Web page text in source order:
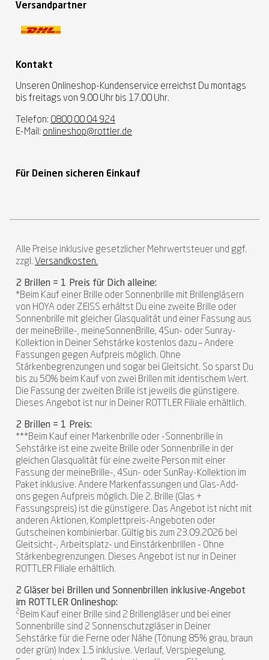
Versandpartner
Kontakt
Unseren Onlineshop-Kundenservice erreichst Du montags
bis freitags von 9.00 Uhr bis 17.00 Uhr.
Telefon: 0800 00 04 924
E-Mail: onlineshop@rottler.de
Für Deinen sicheren Einkauf
Alle Preise inklusive gesetzlicher Mehrwertsteuer und ggf.
zzgl. Versandkosten.
2 Brillen = 1 Preis für Dich alleine:
*Beim Kauf einer Brille oder Sonnenbrille mit Brillengläsern
von HOYA oder ZEISS erhältst Du eine zweite Brille oder
Sonnenbrille mit gleicher Glasqualität und einer Fassung aus
der meineBrille-, meineSonnenBrille, 4Sun- oder Sunray-
Kollektion in Deiner Sehstärke kostenlos dazu – Andere
Fassungen gegen Aufpreis möglich. Ohne
Stärkenbegrenzungen und sogar bei Gleitsicht. So sparst Du
bis zu 50% beim Kauf von zwei Brillen mit identischem Wert.
Die Fassung der zweiten Brille ist jeweils die günstigere.
Dieses Angebot ist nur in Deiner ROTTLER Filiale erhältlich.
2 Brillen = 1 Preis:
***Beim Kauf einer Markenbrille oder -Sonnenbrille in
Sehstärke ist eine zweite Brille oder Sonnenbrille in der
gleichen Glasqualität für eine zweite Person mit einer
Fassung der meineBrille-, 4Sun- oder SunRay-Kollektion im
Paket inklusive. Andere Markenfassungen und Glas-Add-
ons gegen Aufpreis möglich. Die 2. Brille (Glas +
Fassungspreis) ist die günstigere. Das Angebot ist nicht mit
anderen Aktionen, Komplettpreis-Angeboten oder
Gutscheinen kombinierbar. Gültig bis zum 23.09.2026 bei
Gleitsicht-, Arbeitsplatz- und Einstärkenbrillen - Ohne
Stärkenbegrenzungen. Dieses Angebot ist nur in Deiner
ROTTLER Filiale erhältlich.
2 Gläser bei Brillen und Sonnenbrillen inklusive-Angebot
im ROTTLER Onlineshop:
2 Beim Kauf einer Brille sind 2 Brillengläser und bei einer
Sonnenbrille sind 2 Sonnenschutzgläser in Deiner
Sehstärke für die Ferne oder Nähe (Tönung 85% grau, braun
oder grün) Index 1.5 inklusive. Verlauf, Verspiegelung,